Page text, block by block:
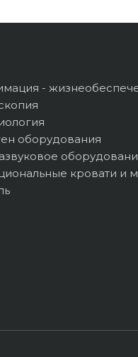
-
оборудования
кровати и